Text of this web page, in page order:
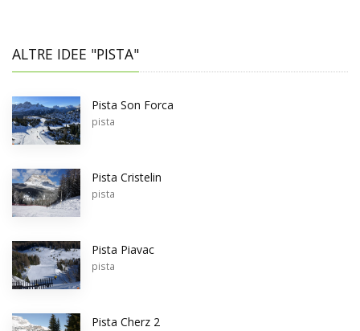
ALTRE IDEE "PISTA"
Pista Son Forca
pista
Pista Cristelin
pista
Pista Piavac
pista
Pista Cherz 2